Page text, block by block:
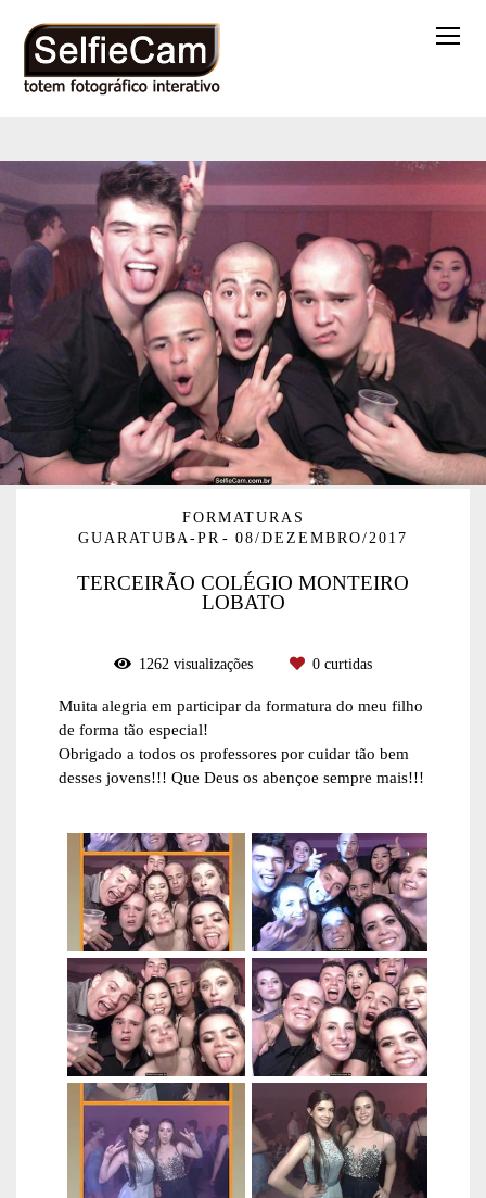
FORMATURAS
GUARATUBA-PR
08/DEZEMBRO/2017
TERCEIRÃO COLÉGIO MONTEIRO
LOBATO
1262 visualizações 0 curtidas
Muita alegria em participar da formatura do meu filho
de forma tão especial!
Obrigado a todos os professores por cuidar tão bem
desses jovens!!! Que Deus os abençoe sempre mais!!!